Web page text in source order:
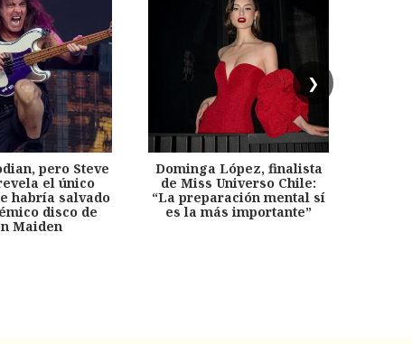
❯
pero Steve
el único
habría salvado
disco de
Maiden
Dominga López, finalista
de Miss Universo Chile:
“La preparación mental sí
es la más importante”